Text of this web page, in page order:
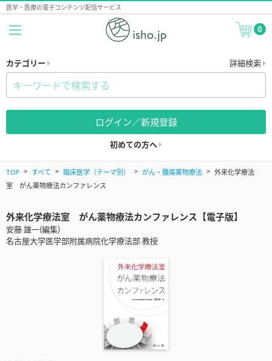
医学・医療の電子コンテンツ配信サービス
0
カテゴリー 詳細検索
ログイン／新規登録
初めての方へ
TOP すべて 臨床医学（テーマ別） がん・腫瘍薬物療法
外来化学療法
室 がん薬物療法カンファレンス
外来化学療法室 がん薬物療法カンファレンス【電子版】
安藤 雄一(編集)
名古屋大学医学部附属病院化学療法部 教授